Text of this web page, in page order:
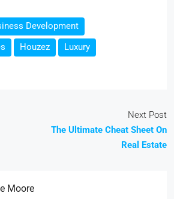
Development
Houzez
Luxury
Next Post
The Ultimate Cheat Sheet On
Real Estate
Moore